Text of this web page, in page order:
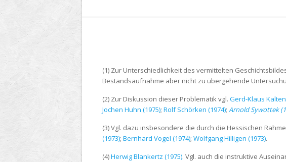
(1) Zur Unterschiedlichkeit des vermittelten
Bestandsaufnahme aber nicht zu übergehende
(2) Zur Diskussion dieser Problematik vgl. Gerd-Klaus
Jochen Huhn (1975); Rolf Schörken (1974); Arnold Sywottek
(3) Vgl. dazu insbesondere die durch die Hessischen
(1973); Bernhard Vogel (1974); Wolfgang Hilligen (1973).
(4)Herwig Blankertz (1975). Vgl. auch die instruktive